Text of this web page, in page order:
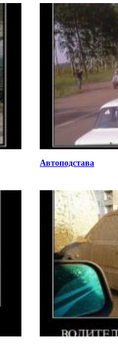
Автоподстава